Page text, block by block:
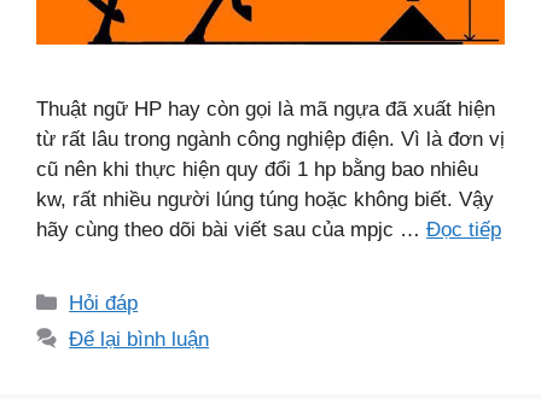
Thuật ngữ HP hay còn gọi là mã ngựa đã xuất hiện
từ rất lâu trong ngành công nghiệp điện. Vì là đơn vị
cũ nên khi thực hiện quy đổi 1 hp bằng bao nhiêu
kw, rất nhiều người lúng túng hoặc không biết. Vậy
hãy cùng theo dõi bài viết sau của mpjc … Đọc tiếp
Danh
mục
Hỏi đáp
Để lại bình luận